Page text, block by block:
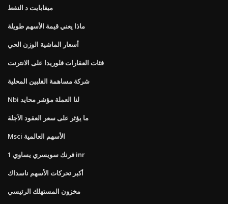
ميغابايت د النفط
ماذا يعني قيمة الأسهم طويلة
أسعار الماشية الوزن الحي
فئات العقارات فلوريدا على الانترنت
شركة مساهمة الفلبين المحلية
Nbi لنا العملة مؤشر محايد
ما يؤثر على سعر العقود الآجلة
Msci الأسهم العالمية
1 فرنك سويسري يساوي inr
أكبر تحركات الأسهم ناسداك
مخزون المستهلك الرئيسي